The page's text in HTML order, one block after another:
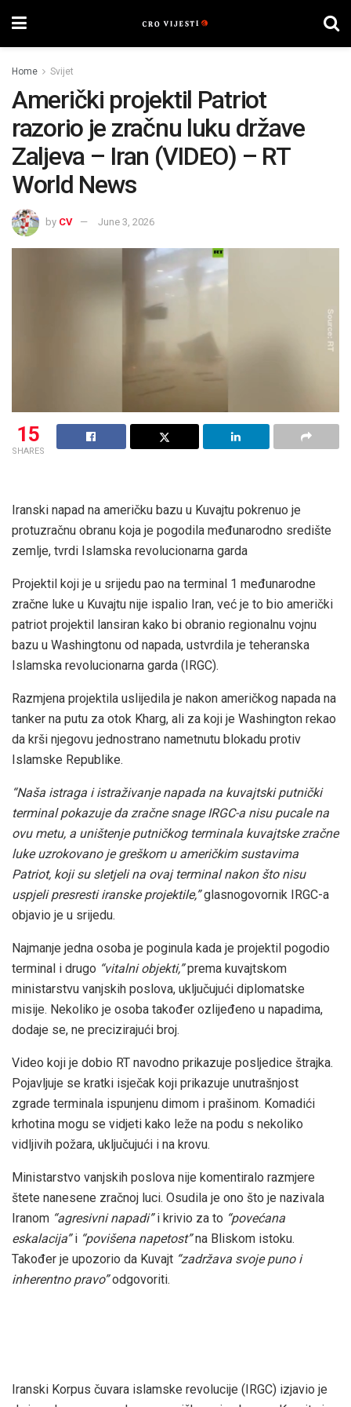
Home Svijet
Američki projektil Patriot
razorio je zračnu luku države
Zaljeva – Iran (VIDEO) – RT
World News
by CV June 3, 2026
15
SHARES
Iranski napad na američku bazu u Kuvajtu pokrenuo je
protuzračnu obranu koja je pogodila međunarodno središte
zemlje, tvrdi Islamska revolucionarna garda
Projektil koji je u srijedu pao na terminal 1 međunarodne
zračne luke u Kuvajtu nije ispalio Iran, već je to bio američki
patriot projektil lansiran kako bi obranio regionalnu vojnu
bazu u Washingtonu od napada, ustvrdila je teheranska
Islamska revolucionarna garda (IRGC).
Razmjena projektila uslijedila je nakon američkog napada na
tanker na putu za otok Kharg, ali za koji je Washington rekao
da krši njegovu jednostrano nametnutu blokadu protiv
Islamske Republike.
“Naša istraga i istraživanje napada na kuvajtski putnički
terminal pokazuje da zračne snage IRGC-a nisu pucale na
ovu metu, a uništenje putničkog terminala kuvajtske zračne
luke uzrokovano je greškom u američkim sustavima
Patriot, koji su sletjeli na ovaj terminal nakon što nisu
uspjeli presresti iranske projektile,”glasnogovornik IRGC-a
objavio je u srijedu.
Najmanje jedna osoba je poginula kada je projektil pogodio
terminal i drugo “vitalni objekti,”prema kuvajtskom
ministarstvu vanjskih poslova, uključujući diplomatske
misije. Nekoliko je osoba također ozlijeđeno u napadima,
dodaje se, ne precizirajući broj.
Video koji je dobio RT navodno prikazuje posljedice štrajka.
Pojavljuje se kratki isječak koji prikazuje unutrašnjost
zgrade terminala ispunjenu dimom i prašinom. Komadići
krhotina mogu se vidjeti kako leže na podu s nekoliko
vidljivih požara, uključujući i na krovu.
Ministarstvo vanjskih poslova nije komentiralo razmjere
štete nanesene zračnoj luci. Osudila je ono što je nazivala
Iranom “agresivni napadi”i krivio za to “povećana
eskalacija”i “povišena napetost”na Bliskom istoku.
Također je upozorio da Kuvajt “zadržava svoje puno i
inherentno pravo”odgovoriti.
Iranski Korpus čuvara islamske revolucije (IRGC) izjavio je